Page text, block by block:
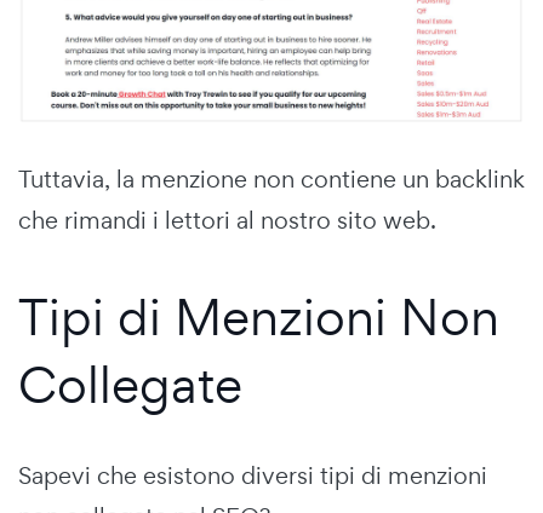
Tuttavia, la menzione non contiene un backlink
che rimandi i lettori al nostro sito web.
Tipi di Menzioni Non
Collegate
Sapevi che esistono diversi tipi di menzioni